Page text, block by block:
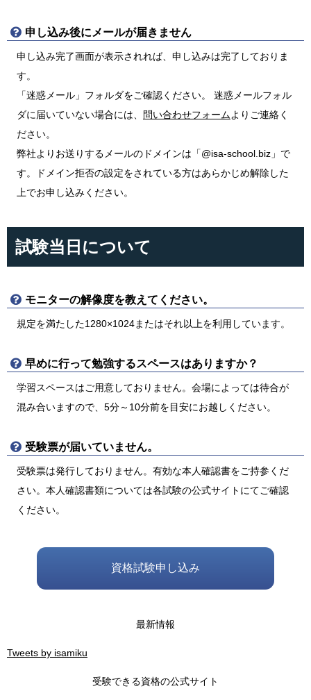
申し込み後にメールが届きません
申し込み完了画面が表示されれば、申し込みは完了しておりま
す。
「迷惑メール」フォルダをご確認ください。 迷惑メールフォル
ダに届いていない場合には、
問い合わせフォームよりご連絡く
ださい。
弊社よりお送りするメールのドメインは「@isa-school.biz」で
す。ドメイン拒否の設定をされている方はあらかじめ解除した
上でお申し込みください。
試験当日について
モニターの解像度を教えてください。
規定を満たした1280×1024またはそれ以上を利用しています。
早めに行って勉強するスペースはありますか？
学習スペースはご用意しておりません。会場によっては待合が
混み合いますので、5分～10分前を目安にお越しください。
受験票が届いていません。
受験票は発行しておりません。有効な本人確認書をご持参くだ
さい。本人確認書類については各試験の公式サイトにてご確認
ください。
資格試験申し込み
最新情報
Tweets by isamiku
受験できる資格の公式サイト